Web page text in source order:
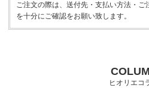
ご注文の際は、送付先・支払い方法・ご
を十分にご確認をお願い致します。
ヒオリエコ